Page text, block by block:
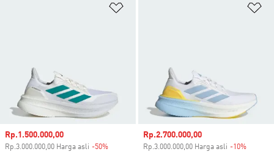
Harga penjualan
Rp.1.500.000,00
Rp.3.000.000,00 Harga asli -50%
Harga penjualan
Rp.2.700.000,00
Rp.3.000.000,00 Harga asli -10%